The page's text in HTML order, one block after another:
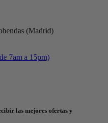
(Madrid)
7am a 15pm)
las mejores ofertas y